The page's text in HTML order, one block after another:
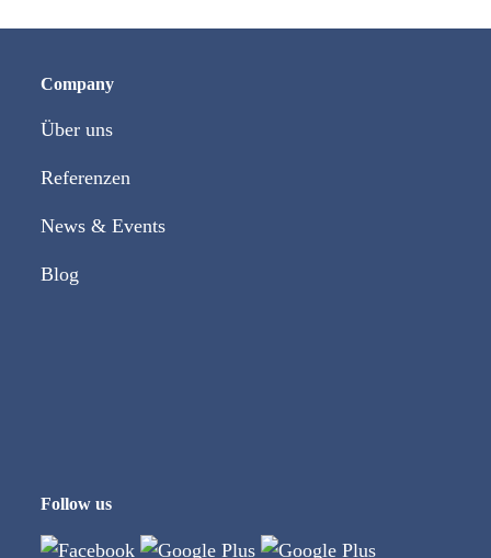
Company
Über uns
Referenzen
News & Events
Blog
Follow us